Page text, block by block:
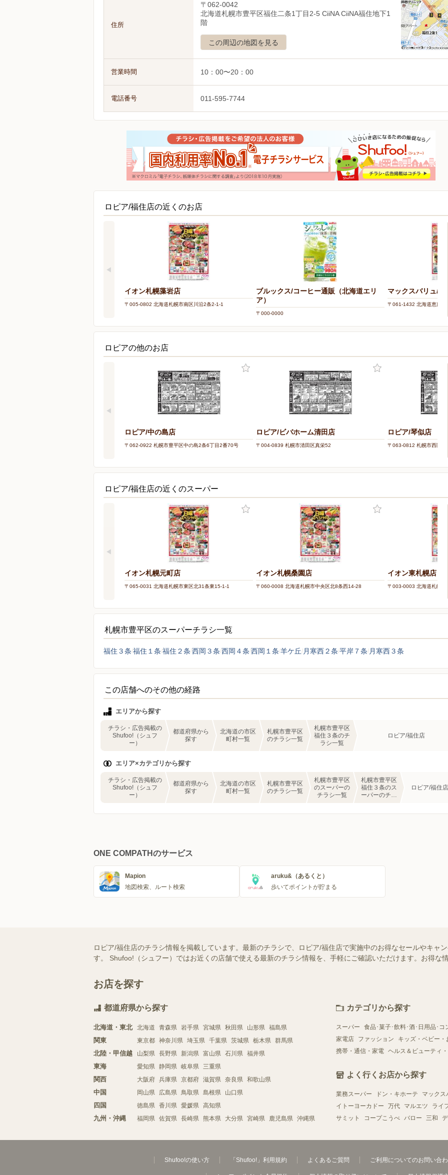
住所
〒062-0042
北海道札幌市豊平区福住二条1丁目2-5 CiiNA CiiNA福住地下1
階
この周辺の地図を見る
営業時間 10：00〜20：00
電話番号 011-595-7744
ロピア/福住店の近くのお店
イオン札幌藻岩店
〒005-0802 北海道札幌市南区川沿2条2-1-1
ブルックス/コーヒー通販（北海道エリ
ア）
〒000-0000
マックスバリュ/恵
〒061-1432 北海道恵庭市
ロピアの他のお店
ロピア/中の島店
〒062-0922 札幌市豊平区中の島2条6丁目2番70号
ロピア/ビバホーム清田店
〒004-0839 札幌市清田区真栄52
ロピア/琴似店
〒063-0812 札幌市西区琴
ロピア/福住店の近くのスーパー
イオン札幌元町店
〒065-0031 北海道札幌市東区北31条東15-1-1
イオン札幌桑園店
〒060-0008 北海道札幌市中央区北8条西14-28
イオン東札幌店
〒003-0003 北海道札幌市
札幌市豊平区のスーパーチラシ一覧
福住３条 福住１条 福住２条 西岡３条 西岡４条 西岡１条 羊ケ丘 月寒西２条 平岸７条 月寒西３条
この店舗へのその他の経路
エリアから探す
チラシ・広告掲載の
Shufoo!（シュフ
ー）
都道府県から
探す
北海道の市区
町村一覧
札幌市豊平区
のチラシ一覧
札幌市豊平区
福住３条のチ
ラシ一覧
ロピア/福住店
エリア×カテゴリから探す
チラシ・広告掲載の
Shufoo!（シュフ
ー）
都道府県から
探す
北海道の市区
町村一覧
札幌市豊平区
のチラシ一覧
札幌市豊平区
のスーパーの
チラシ一覧
札幌市豊平区
福住３条のス
ーパーのチラ
ロピア/福住店
ONE COMPATHのサービス
Mapion
地図検索、ルート検索
aruku&（あるくと）
歩いてポイントが貯まる
ロピア/福住店のチラシ情報を掲載しています。最新のチラシで、ロピア/福住店で実施中のお得なセールやキャ
す。 Shufoo!（シュフー）ではお近くの店舗で使える最新のチラシ情報を、手軽にご確認いただけます。お得な
お店を探す
都道府県から探す
北海道・東北 北海道 青森県 岩手県 宮城県 秋田県 山形県 福島県
関東 東京都 神奈川県 埼玉県 千葉県 茨城県 栃木県 群馬県
北陸・甲信越 山梨県 長野県 新潟県 富山県 石川県 福井県
東海 愛知県 静岡県 岐阜県 三重県
関西 大阪府 兵庫県 京都府 滋賀県 奈良県 和歌山県
中国 岡山県 広島県 鳥取県 島根県 山口県
四国 徳島県 香川県 愛媛県 高知県
九州・沖縄 福岡県 佐賀県 長崎県 熊本県 大分県 宮崎県 鹿児島県 沖縄県
カテゴリから探す
スーパー 食品･菓子･飲料･酒･日用品･コ
家電店
ファッション キッズ・ベビー・
携帯・通信・家電 ヘルス＆ビューティ
よく行くお店から探す
業務スーパー ドン・キホーテ マックス
イトーヨーカドー
万代 マルエツ ライ
サミット
コープこうべ バロー 三和
Shufoo!の使い方 「Shufoo!」利用規約 よくあるご質問 ご利用についてのお問い合